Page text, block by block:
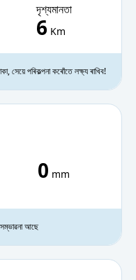
দৃশ্যমানতা
6 Km
সেয়ে পৰিকল্পনা কৰোঁতে লক্ষ্য ৰাখিব!
0 mm
সম্ভাৱনা আছে